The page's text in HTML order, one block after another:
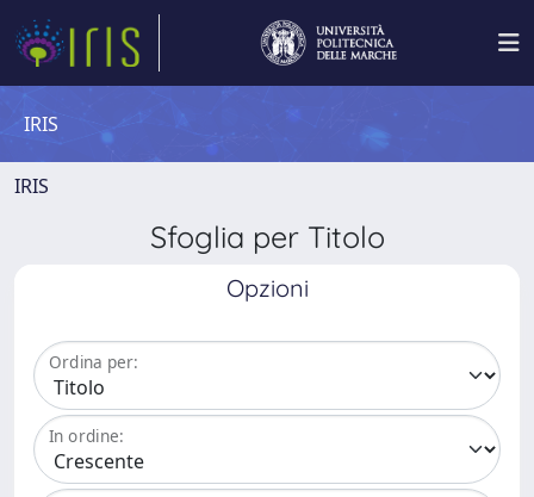
IRIS
IRIS
Sfoglia per Titolo
Opzioni
Ordina per:
In ordine: